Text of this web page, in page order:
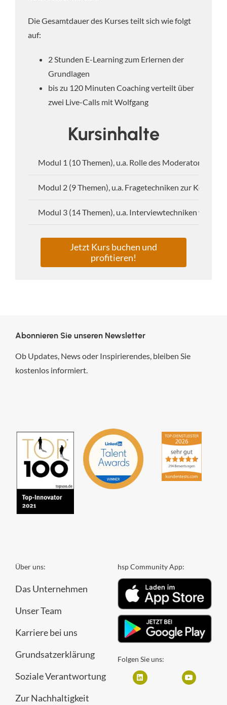
Die Gesamtdauer des Kurses teilt sich wie folgt
auf:
2 Stunden E-Learning zum Erlernen der
Grundlagen
bis zu 120 Minuten Coaching verteilt über
zwei Live-Calls mit Wolfgang
Kursinhalte
Modul 1 (10 Themen), u.a. Rolle des Moderators,
Modul 2 (9 Themen), u.a. Fragetechniken zur
Modul 3 (14 Themen), u.a. Interviewtechniken wie
Jetzt Kurs buchen und
profitieren!
Abonnieren Sie unseren Newsletter
Ob Updates, News oder Inspirierendes, bleiben Sie
kostenlos informiert.
Über uns:
Das Unternehmen
Unser Team
Karriere bei uns
Grundsatzerklärung
Soziale Verantwortung
Zur Nachhaltigkeit
hsp Community App:
Folgen Sie uns: